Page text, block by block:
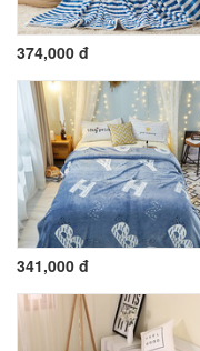
374,000 đ
341,000 đ